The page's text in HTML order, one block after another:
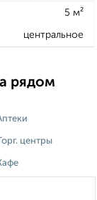
5 м²
центральное
рядом
центры